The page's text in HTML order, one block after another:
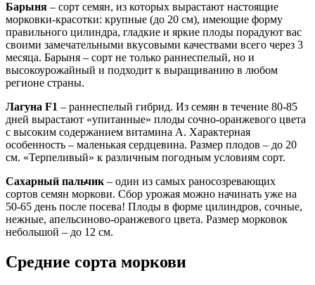
Барыня – сорт семян, из которых вырастают настоящие
морковки-красотки: крупные (до 20 см), имеющие форму
правильного цилиндра, гладкие и яркие плоды порадуют вас
своими замечательными вкусовыми качествами всего через 3
месяца. Барыня – сорт не только раннеспелый, но и
высокоурожайный и подходит к выращиванию в любом
регионе страны.
Лагуна F1 – раннеспелый гибрид. Из семян в течение 80-85
дней вырастают «упитанные» плоды сочно-оранжевого цвета
с высоким содержанием витамина А. Характерная
особенность – маленькая сердцевина. Размер плодов – до 20
см. «Терпеливый» к различным погодным условиям сорт.
Сахарный пальчик– один из самых раносозревающих
сортов семян моркови. Сбор урожая можно начинать уже на
50-65 день после посева! Плоды в форме цилиндров, сочные,
нежные, апельсиново-оранжевого цвета. Размер морковок
небольшой – до 12 см.
Средние сорта моркови